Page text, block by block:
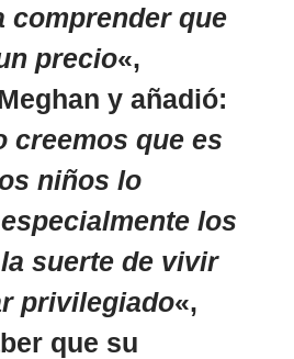
comprender que
precio«,
y añadió:
creemos que es
niños lo
los
suerte de vivir
privilegiado«,
que su